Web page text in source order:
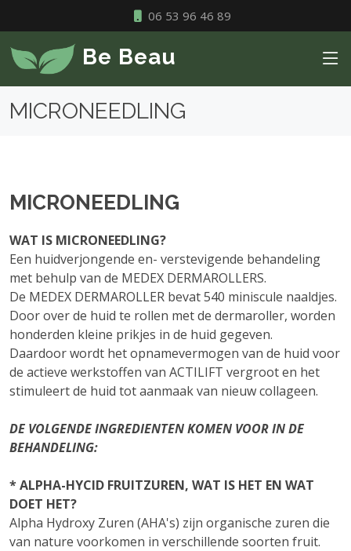
06 53 96 46 89
Be Beau
MICRONEEDLING
MICRONEEDLING
WAT IS MICRONEEDLING?
Een huidverjongende en- verstevigende behandeling
met behulp van de MEDEX DERMAROLLERS.
De MEDEX DERMAROLLER bevat 540 miniscule naaldjes.
Door over de huid te rollen met de dermaroller, worden
honderden kleine prikjes in de huid gegeven.
Daardoor wordt het opnamevermogen van de huid voor
de actieve werkstoffen van ACTILIFT vergroot en het
stimuleert de huid tot aanmaak van nieuw collageen.
DE VOLGENDE INGREDIENTEN KOMEN VOOR IN DE
BEHANDELING:
* ALPHA-HYCID FRUITZUREN, WAT IS HET EN WAT
DOET HET?
Alpha Hydroxy Zuren (AHA's) zijn organische zuren die
van nature voorkomen in verschillende soorten fruit.